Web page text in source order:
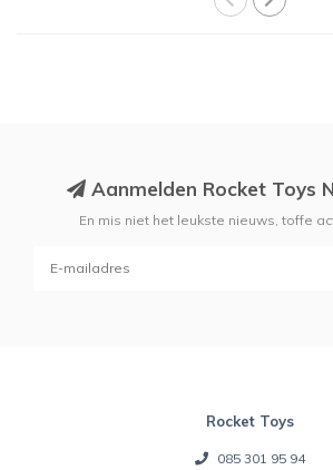
Aanmelden Rocket Toys
En mis niet het leukste nieuws, toffe
Rocket Toys
085 301 95 94